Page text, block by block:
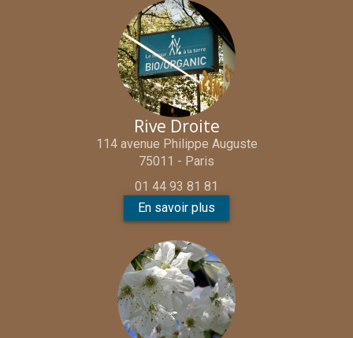
Rive Droite
114 avenue Philippe Auguste
75011 - Paris
01 44 93 81 81
En savoir plus